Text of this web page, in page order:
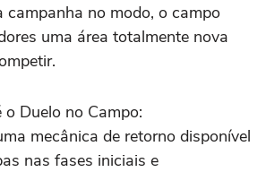
campanha no modo, o campo
uma área totalmente nova
Duelo no Campo:
mecânica de retorno disponível
nas fases iniciais e